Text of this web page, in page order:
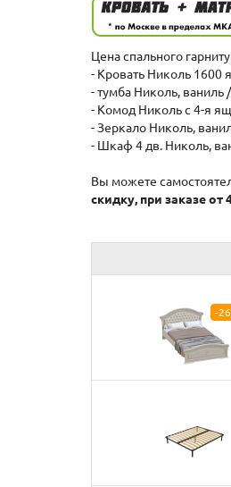
Цена спального
- Кровать Николь
- тумба Николь,
- Комод Николь c 4-я
- Зеркало Николь,
- Шкаф 4 дв. Николь,
Вы можете
скидку, при заказе
-